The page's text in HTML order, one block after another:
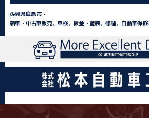
佐賀県鹿島市 -
新車・中古車販売、車検、板金・塗装、修理、自動車保